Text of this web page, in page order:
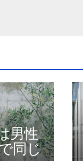
男性
同じ